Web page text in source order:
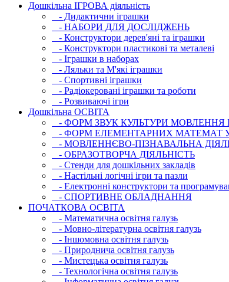
Дошкільна ІГРОВА діяльність
- Дидактични іграшки
- НАБОРИ ДЛЯ ДОСЛІДЖЕНЬ
- Конструктори дерев'яні та іграшки
- Конструктори пластикові та металеві
- Іграшки в наборах
- Ляльки та М'які іграшки
- Спортивні іграшки
- Радіокеровані іграшки та роботи
- Розвиваючі ігри
Дошкільна ОСВIТА
- ФОРМ ЗВУК КУЛЬТУРИ МОВЛЕННЯ
- ФОРМ ЕЛЕМЕНТАРНИХ МАТЕМАТ
- МОВЛЕННЄВО-ПІЗНАВАЛЬНА
- ОБРАЗОТВОРЧА ДІЯЛЬНІСТЬ
- Стенди для дошкільних закладів
- Настільні логічні ігри та пазли
- Електронні конструктори та
- СПОРТИВНЕ ОБЛАДНАННЯ
ПОЧАТКОВА ОСВIТА
- Математична освітня галузь
- Мовно-літературна освітня галузь
- Iншомовна освітня галузь
- Природнича освітня галузь
- Мистецька освітня галузь
- Технологічна освітня галузь